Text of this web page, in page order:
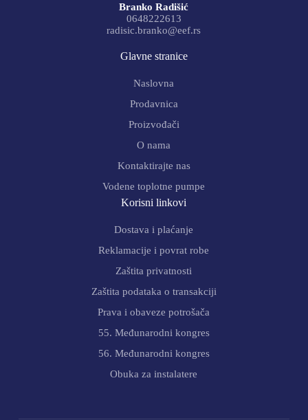
Branko Radišić
0648222613
radisic.branko@eef.rs
Glavne stranice
Naslovna
Prodavnica
Proizvođači
O nama
Kontaktirajte nas
Vodene toplotne pumpe
Korisni linkovi
Dostava i plaćanje
Reklamacije i povrat robe
Zaštita privatnosti
Zaštita podataka o transakciji
Prava i obaveze potrošača
55. Međunarodni kongres
56. Međunarodni kongres
Obuka za instalatere